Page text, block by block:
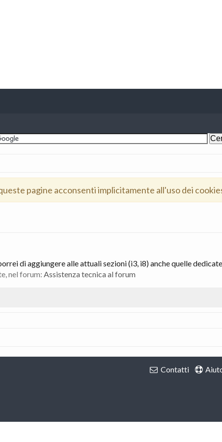
pagine acconsenti implicitamente all'uso dei
di aggiungere alle attuali sezioni (i3, i8) anche quelle
nel forum: Assistenza tecnica al forum
Contatti